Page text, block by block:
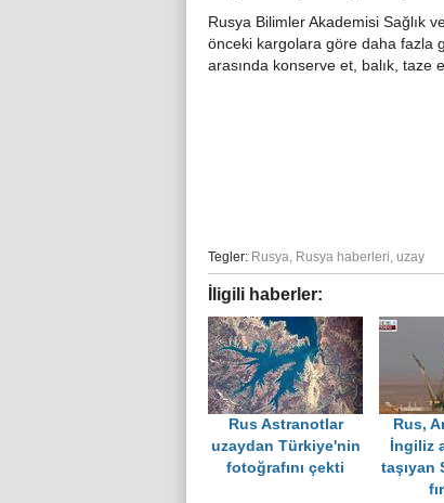
Rusya Bilimler Akademisi Sağlık
önceki kargolara göre daha fazla
arasında konserve et, balık, taze
Tegler: Rusya, Rusya haberleri, uzay
İligili haberler:
Rus Astranotlar
uzaydan Türkiye'nin
fotoğrafını çekti
Rus,
İngiliz
taşıyan